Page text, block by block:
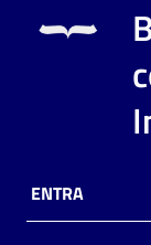
Risorse
online
ENTRA